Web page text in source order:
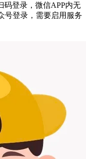
码登录，微信APP内无
号登录，需要启用服务